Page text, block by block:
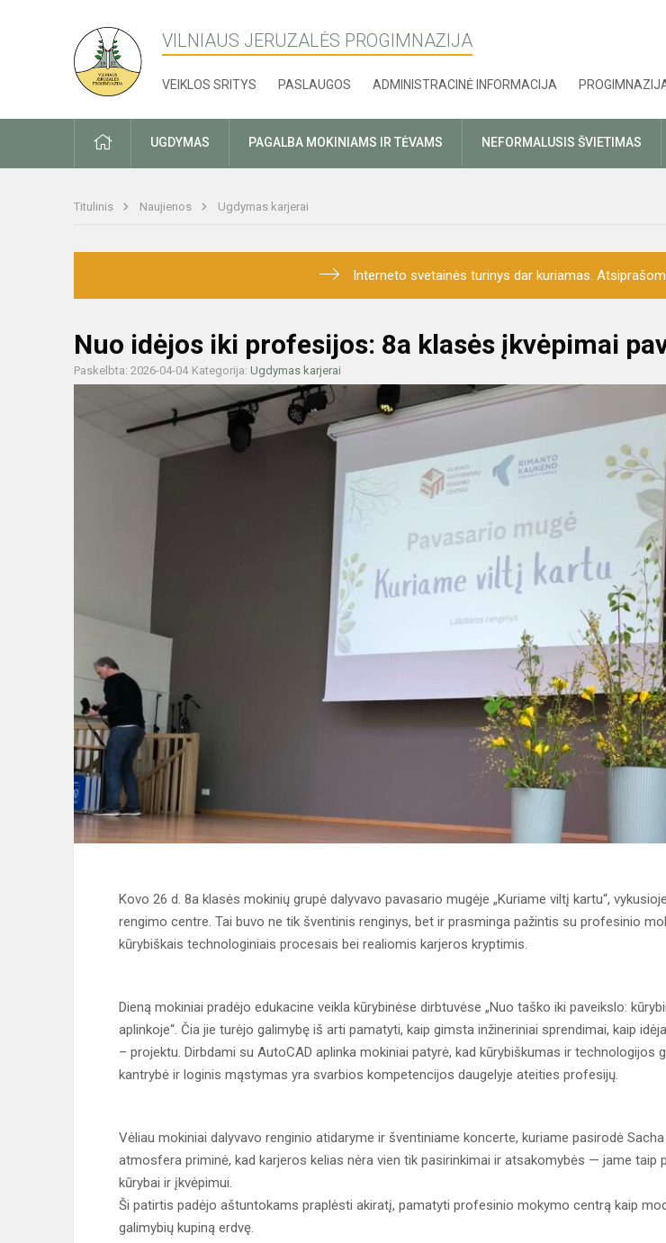
VILNIAUS JERUZALĖS PROGIMNAZIJA
VEIKLOS SRITYS PASLAUGOS ADMINISTRACINĖ INFORMACIJA
PRADŽIAUGDYMAS PAGALBA MOKINIAMS IR TĖVAMS NEFORMALUSIS ŠVIETIMAS
Titulinis Naujienos Ugdymas karjerai
Interneto svetainės turinys dar kuriamas.
Nuo idėjos iki profesijos: 8a klasės įkvėpimai
Paskelbta: 2026-04-04 Kategorija: Ugdymas karjerai
Kovo 26 d. 8a klasės mokinių grupė dalyvavo pavasario mugėje „Kuriame viltį kartu“,
rengimo centre. Tai buvo ne tik šventinis renginys, bet ir prasminga pažintis su profesinio
kūrybiškais technologiniais procesais bei realiomis karjeros kryptimis.
Dieną mokiniai pradėjo edukacine veikla kūrybinėse dirbtuvėse „Nuo taško iki paveikslo:
aplinkoje“. Čia jie turėjo galimybę iš arti pamatyti, kaip gimsta inžineriniai sprendimai, kaip
– projektu. Dirbdami su AutoCAD aplinka mokiniai patyrė, kad kūrybiškumas ir technologijos
kantrybė ir loginis mąstymas yra svarbios kompetencijos daugelyje ateities profesijų.
Vėliau mokiniai dalyvavo renginio atidaryme ir šventiniame koncerte, kuriame pasirodė
atmosfera priminė, kad karjeros kelias nėra vien tik pasirinkimai ir atsakomybės — jame taip
kūrybai ir įkvėpimui.
Ši patirtis padėjo aštuntokams praplėsti akiratį, pamatyti profesinio mokymo centrą kaip
galimybių kupiną erdvę.